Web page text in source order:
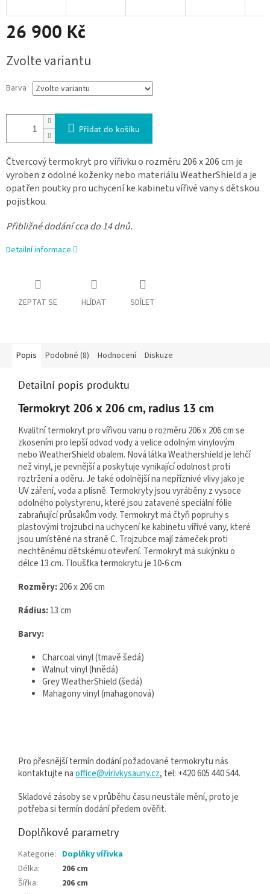
26 900 Kč
Zvolte variantu
Barva
Přidat do košíku
Čtvercový termokryt pro vířivku o rozměru 206 x 206 cm je
vyroben z odolné koženky nebo materiálu WeatherShield a je
opatřen poutky pro uchycení ke kabinetu vířivé vany s dětskou
pojistkou.
Přibližné dodání cca do 14 dnů.
Detailní informace
ZEPTAT SE HLÍDAT SDÍLET
Popis Podobné (8) Hodnocení Diskuze
Detailní popis produktu
Termokryt 206 x 206 cm, radius 13 cm
Kvalitní termokryt pro vířivou vanuo rozměru 206 x 206 cm se
zkosením pro lepší odvod vody a velice odolným vinylovým
nebo WeatherShield obalem. Nová látka Weathershield je lehčí
než vinyl, je pevnější a poskytuje vynikající odolnost proti
roztržení a oděru. Je také odolnější na nepříznivé vlivy jako je
UV záření, voda a plísně. Termokryty jsou vyráběny z vysoce
odolného polystyrenu, které jsou zatavené speciální fólie
zabraňující průsakům vody. Termokryt má čtyři popruhy s
plastovými trojzubci na uchycení ke kabinetu vířivé vany, které
jsou umístěné na straně C. Trojzubce mají zámeček proti
nechtěnému dětskému otevření. Termokryt má sukýnku o
délce 13 cm. Tloušťka termokrytu je 10-6 cm
Rozměry:206 x 206 cm
Rádius:13 cm
Barvy:
Charcoal vinyl (tmavě šedá)
Walnut vinyl (hnědá)
Grey WeatherShield (šedá)
Mahagony vinyl (mahagonová)
Pro přesnější termín dodání požadované termokrytu nás
kontaktujte naoffice@virivkysauny.cz, tel: +420 605 440 544.
Skladové zásoby se v průběhu času neustále mění, proto je
potřeba si termín dodání předem ověřit.
Doplňkové parametry
Kategorie: Doplňky vířivka
Délka:
206 cm
Šířka:
206 cm